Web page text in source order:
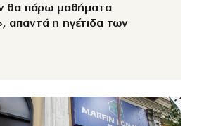
θα πάρω μαθήματα
απαντά η ηγέτιδα των